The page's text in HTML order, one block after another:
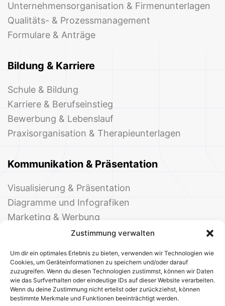
Zustimmung verwalten
Um dir ein optimales Erlebnis zu bieten, verwenden wir Technologien wie
Cookies, um Geräteinformationen zu speichern und/oder darauf
zuzugreifen. Wenn du diesen Technologien zustimmst, können wir Daten
wie das Surfverhalten oder eindeutige IDs auf dieser Website verarbeiten.
Wenn du deine Zustimmung nicht erteilst oder zurückziehst, können
bestimmte Merkmale und Funktionen beeinträchtigt werden.
Unternehmensorganisation & Firmenunterlagen
Qualitäts- & Prozessmanagement
Formulare & Anträge
Bildung & Karriere
Schule & Bildung
Karriere & Berufseinstieg
Bewerbung & Lebenslauf
Praxisorganisation & Therapieunterlagen
Kommunikation & Präsentation
Visualisierung & Präsentation
Diagramme und Infografiken
Marketing & Werbung
Events & Einladungen